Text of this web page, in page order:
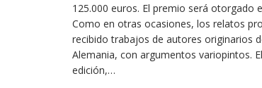
125.000 euros. El premio será
Como en otras ocasiones, los relatos
recibido trabajos de autores originarios
Alemania, con argumentos variopintos.
edición,…